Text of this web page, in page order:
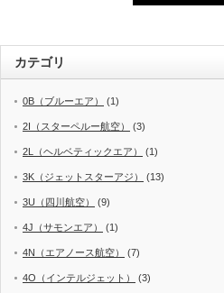
カテゴリ
0B（ブルーエア） (1)
2I（スターペルー航空） (3)
2L（ヘルベティックエア） (1)
3K（ジェットスターアジ） (13)
3U（四川航空） (9)
4J（サモンエア） (1)
4N（エアノース航空） (7)
4O（インテルジェット） (3)